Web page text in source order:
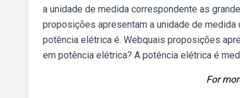
a unidade de medida correspondente as
proposições apresentam a unidade de
potência elétrica é. Webquais proposições
em potência elétrica? A potência elétrica é
For